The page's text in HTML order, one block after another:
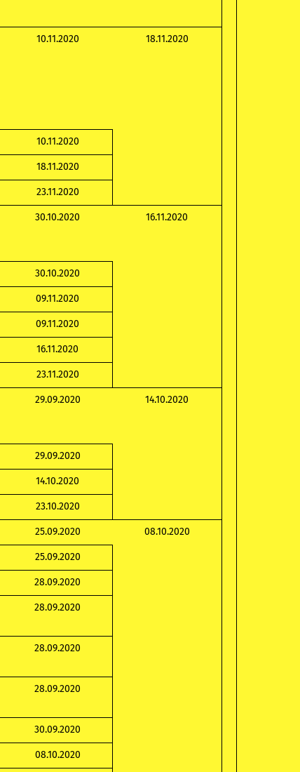
10.11.2020 18.11.2020
10.11.2020
18.11.2020
23.11.2020
30.10.2020 16.11.2020
30.10.2020
09.11.2020
09.11.2020
16.11.2020
23.11.2020
29.09.2020 14.10.2020
29.09.2020
14.10.2020
23.10.2020
25.09.2020 08.10.2020
25.09.2020
28.09.2020
28.09.2020
28.09.2020
28.09.2020
30.09.2020
08.10.2020